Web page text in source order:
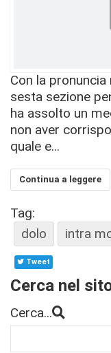
Con la
sesta sezione
ha assolto un
non aver
quale e...
Continua a leggere
Tag:
dolo
intra
Tweet
Cerca nel
Cerca...